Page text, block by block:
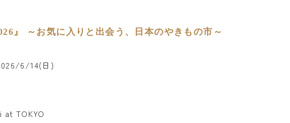
』 ～お気に入りと出会う、日本のやきもの市～
6/14(日)
at TOKYO